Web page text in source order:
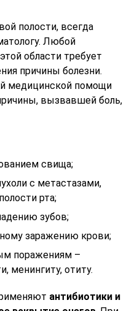
полости, всегда
Любой
области требует
причины болезни.
медицинской помощи
вызвавшей боль,
свища;
с метастазами,
рта;
зубов;
заражению крови;
поражениям –
менингиту, отиту.
антибиотики и